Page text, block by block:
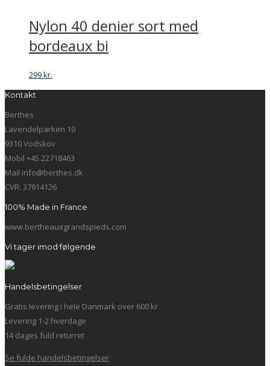
Nylon 40 denier sort med
bordeaux bi
299kr.
Kontakt
Berthes
Lavendelparken 10
9310 Vodskov
Mobil +45 22718463
Mail info@berthes.dk
CVR: 37914126
100% Made in France
www.bertheauxgrandspieds.com
Vi tager imod følgende
Handelsbetingelser
Gratis levering i hele Danmark over 600 kr
Levering 1-2 hverdage
14 dages fuld returret
Se fulde handelsbetingelser